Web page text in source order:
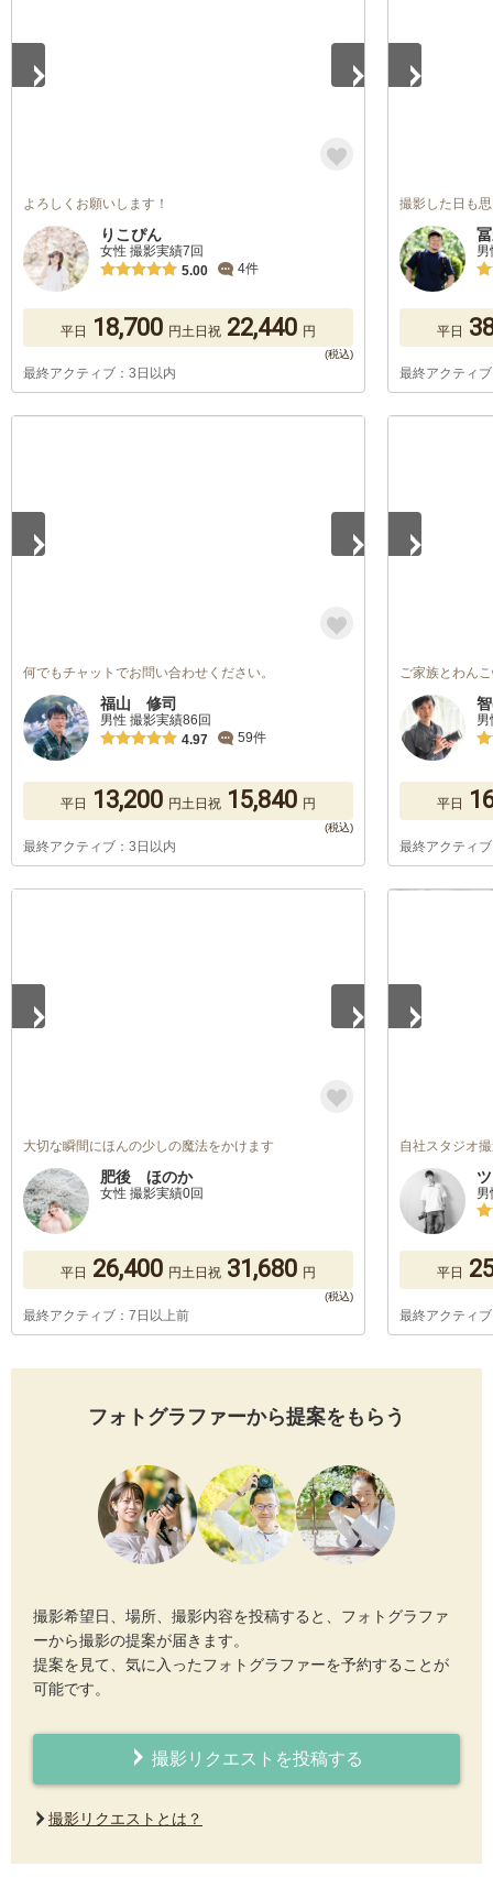
よろしくお願いします！
りこぴん
女性 撮影実績7回
5.00
4件
平日 18,700 円土日祝 22,440 円
最終アクティブ：3日以内
撮影した日も
平日
最終アクティ
何でもチャットでお問い合わせください。
福山 修司
男性 撮影実績86回
4.97
59件
平日 13,200 円土日祝 15,840 円
最終アクティブ：3日以内
ご家族とわん
平日
最終アクティ
大切な瞬間にほんの少しの魔法をかけます
肥後 ほのか
女性 撮影実績0回
平日 26,400 円土日祝 31,680 円
最終アクティブ：7日以上前
自社スタジオ
平日
最終アクティ
フォトグラファーから提案をもらう
撮影希望日、場所、撮影内容を投稿すると、フォトグラファ
ーから撮影の提案が届きます。
提案を見て、気に入ったフォトグラファーを予約することが
可能です。
撮影リクエストを投稿する
撮影リクエストとは？